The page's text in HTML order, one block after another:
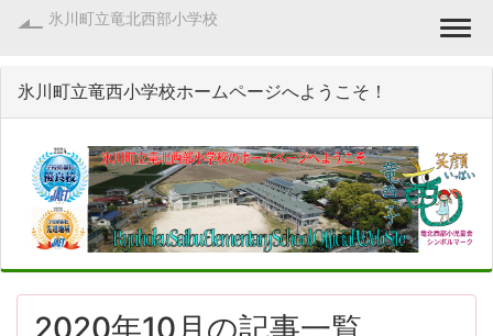
氷川町立竜北西部小学校
氷川町立竜西小学校ホームページへようこそ！
2020年10月の記事一覧